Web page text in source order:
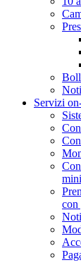
Servizi
con